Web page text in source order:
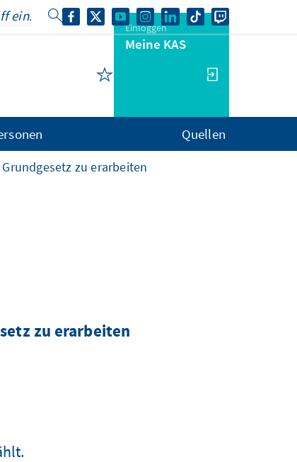
Einloggen
Meine KAS
Quellen
zu erarbeiten
zu erarbeiten